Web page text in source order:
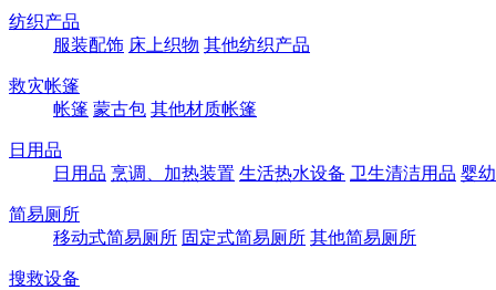
纺织产品
服装配饰 床上织物 其他纺织产品
救灾帐篷
帐篷 蒙古包 其他材质帐篷
日用品
日用品 烹调、加热装置 生活热水设备 卫生清洁用品 婴
简易厕所
移动式简易厕所 固定式简易厕所 其他简易厕所
搜救设备